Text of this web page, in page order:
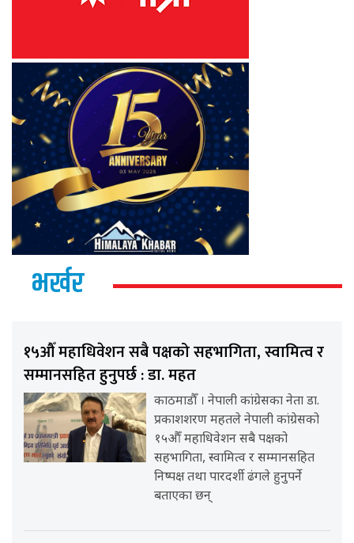
भर्खर
१५औँ महाधिवेशन सबै पक्षको सहभागिता, स्वामित्व र
सम्मानसहित हुनुपर्छ : डा. महत
काठमाडौँ । नेपाली कांग्रेसका नेता डा.
प्रकाशशरण महतले नेपाली कांग्रेसको
१५औँ महाधिवेशन सबै पक्षको
सहभागिता, स्वामित्व र सम्मानसहित
निष्पक्ष तथा पारदर्शी ढंगले हुनुपर्ने
बताएका छन्